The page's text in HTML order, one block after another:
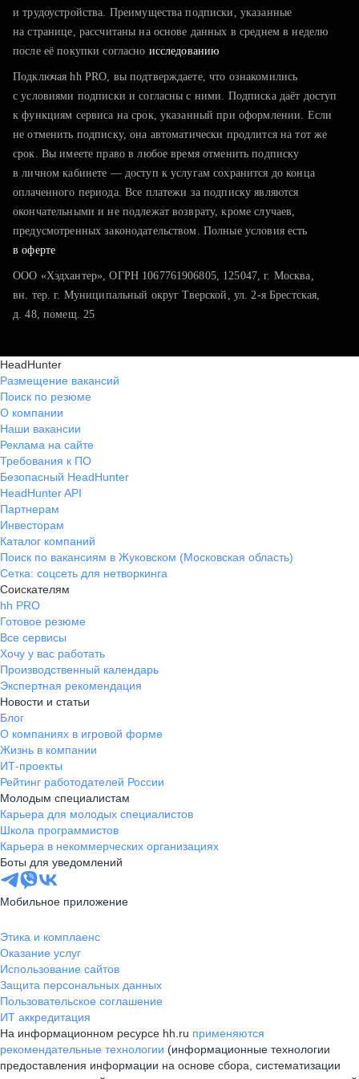
тратите много времени на поиск и вручную поднимаете
хотите сравнить себя с конкурентами и оценить шансы
и трудоустройства. Преимущества подписки, указанные
на странице, рассчитаны на основе данных в среднем в неделю
после её покупки согласно исследованию
Подключая hh PRO, вы подтверждаете, что ознакомились
с условиями подписки и согласны с ними. Подписка даёт доступ
к функциям сервиса на срок, указанный при оформлении. Если
не отменить подписку, она автоматически продлится на тот же
срок. Вы имеете право в любое время отменить подписку
в личном кабинете — доступ к услугам сохранится до конца
оплаченного периода. Все платежи за подписку являются
окончательными и не подлежат возврату, кроме случаев,
предусмотренных законодательством. Полные условия есть
в оферте
ООО «Хэдхантер», ОГРН 1067761906805, 125047, г. Москва,
вн. тер. г. Муниципальный округ Тверской, ул. 2-я Брестская,
д. 48, помещ. 25
HeadHunter
Размещение вакансий
Поиск по резюме
О компании
Наши вакансии
Реклама на сайте
Требования к ПО
Безопасный HeadHunter
HeadHunter API
Партнерам
Инвесторам
Каталог компаний
Поиск по вакансиям в Жуковском (Московская область)
Сетка: соцсеть для нетворкинга
Соискателям
hh PRO
Готовое резюме
Все сервисы
Хочу у вас работать
Производственный календарь
Экспертная рекомендация
Новости и статьи
Блог
О компаниях в игровой форме
Жизнь в компании
ИТ-проекты
Рейтинг работодателей России
Молодым специалистам
Карьера для молодых специалистов
Школа программистов
Карьера в некоммерческих организациях
Боты для уведомлений
Мобильное приложение
Этика и комплаенс
Оказание услуг
Использование сайтов
Защита персональных данных
Пользовательское соглашение
ИТ аккредитация
На информационном ресурсе hh.ru применяются
рекомендательные технологии (информационные технологии
предоставления информации на основе сбора, систематизации